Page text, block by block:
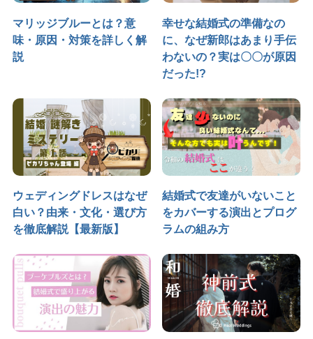
マリッジブルーとは？意
味・原因・対策を詳しく解
説
幸せな結婚式の準備なの
に、なぜ新郎はあまり手伝
わないの？実は〇〇が原因
だった!?
ウェディングドレスはなぜ
白い？由来・文化・選び方
を徹底解説【最新版】
結婚式で友達がいないこと
をカバーする演出とプログ
ラムの組み方